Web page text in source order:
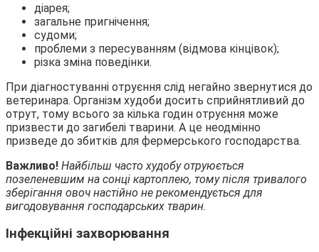
діарея;
загальне пригнічення;
судоми;
проблеми з пересуванням (відмова кінцівок);
різка зміна поведінки.
При діагностуванні отруєння слід негайно звернутися до
ветеринара. Організм худоби досить сприйнятливий до
отрут, тому всього за кілька годин отруєння може
призвести до загибелі тварини. А це неодмінно
призведе до збитків для фермерського господарства.
Важливо! Найбільш часто худобу отруюється
позеленевшим на сонці картоплею, тому після тривалого
зберігання овоч настійно не рекомендується для
вигодовування господарських тварин.
Інфекційні захворювання